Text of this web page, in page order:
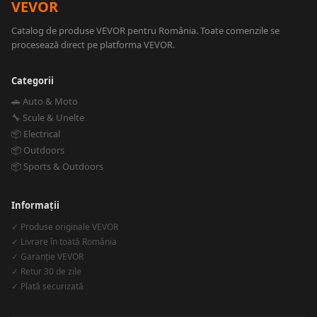
VEVOR
Catalog de produse VEVOR pentru România. Toate comenzile se
procesează direct pe platforma VEVOR.
Categorii
🚗 Auto & Moto
🔧 Scule & Unelte
📦 Electrical
📦 Outdoors
📦 Sports & Outdoors
Informații
✓ Produse originale VEVOR
✓ Livrare în toată România
✓ Garanție VEVOR
✓ Retur 30 de zile
✓ Plată securizată